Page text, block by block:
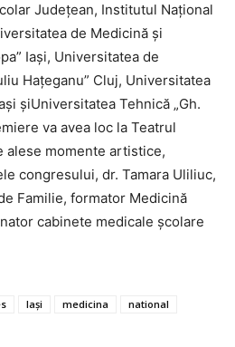
Județean, Institutul Național
de Medicină și
Iași, Universitatea de
Hațeganu” Cluj, Universitatea
șiUniversitatea Tehnică „Gh.
va avea loc la Teatrul
alese momente artistice,
congresului, dr. Tamara Uliliuc,
Familie, formator Medicină
cabinete medicale școlare
Iași medicina
national